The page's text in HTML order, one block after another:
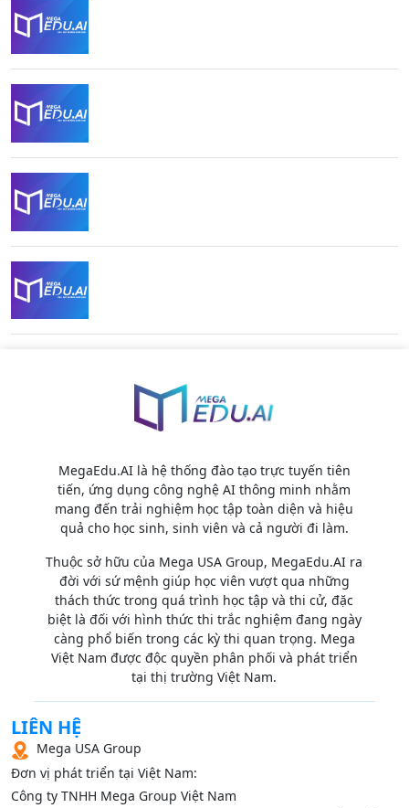
MegaEdu.AI là hệ thống đào tạo trực tuyến tiên
tiến, ứng dụng công nghệ AI thông minh nhằm
mang đến trải nghiệm học tập toàn diện và hiệu
quả cho học sinh, sinh viên và cả người đi làm.
Thuộc sở hữu của Mega USA Group, MegaEdu.AI ra
đời với sứ mệnh giúp học viên vượt qua những
thách thức trong quá trình học tập và thi cử, đặc
biệt là đối với hình thức thi trắc nghiệm đang ngày
càng phổ biến trong các kỳ thi quan trọng. Mega
Việt Nam được độc quyền phân phối và phát triển
tại thị trường Việt Nam.
LIÊN HỆ
Mega USA Group
Đơn vị phát triển tại Việt Nam:
Công ty TNHH Mega Group Việt Nam